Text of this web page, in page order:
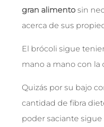
gran alimentosin
acerca de sus
El brócoli sigue
mano a mano con la
Quizás por su bajo
cantidad de fibra
poder saciante